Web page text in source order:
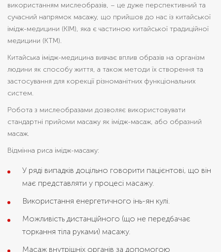
використанням мислеобразів, – це дуже перспективний та
сучасний напрямок масажу, що прийшов до нас із китайської
імідж-медицини (КІМ), яка є частиною китайської традиційної
медицини (КТМ).
Китайська імідж-медицина вивчає вплив образів на організм
людини як способу життя, а також методи їх створення та
застосування для корекції різноманітних функціональних
систем.
Робота з мислеобразами дозволяє використовувати
стандартні прийоми масажу як імідж-масаж, або образний
масаж.
Відмінна риса імідж-масажу:
У ряді випадків доцільно говорити пацієнтові, що він
має представляти у процесі масажу.
Використання енергетичного інь-ян кулі.
Можливість дистанційного (що не передбачає
торкання тіла руками) масажу.
Масаж внутрішніх органів за допомогою